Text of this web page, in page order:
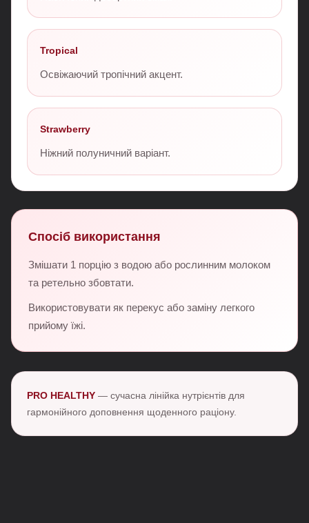
Tropical
Освіжаючий тропічний акцент.
Strawberry
Ніжний полуничний варіант.
Спосіб використання
Змішати 1 порцію з водою або рослинним молоком
та ретельно збовтати.
Використовувати як перекус або заміну легкого
прийому їжі.
PRO HEALTHY — сучасна лінійка нутрієнтів для
гармонійного доповнення щоденного раціону.